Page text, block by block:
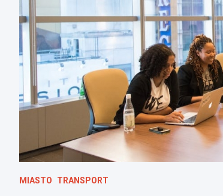
MIASTO TRANSPORT